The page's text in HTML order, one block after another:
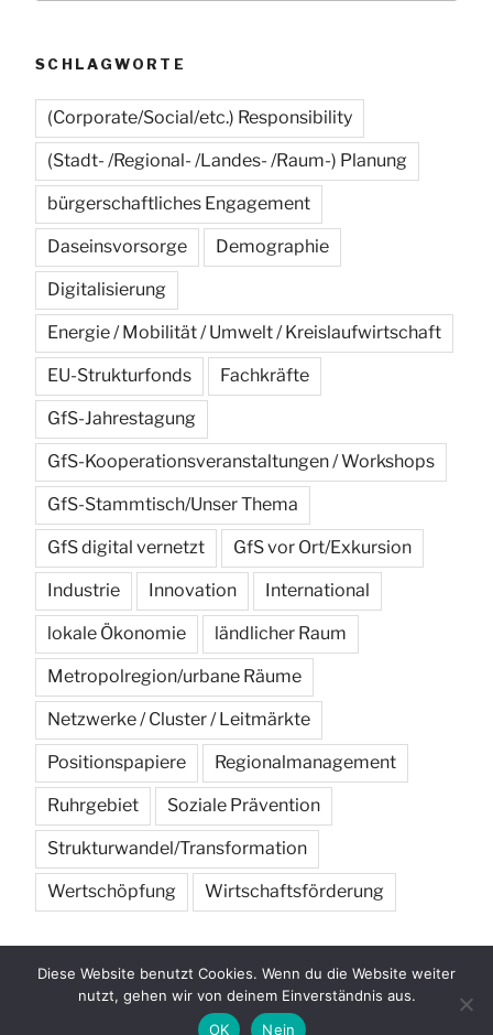
SCHLAGWORTE
(Corporate/Social/etc.) Responsibility
(Stadt- /Regional- /Landes- /Raum-) Planung
bürgerschaftliches Engagement
Daseinsvorsorge Demographie
Digitalisierung
Energie / Mobilität / Umwelt / Kreislaufwirtschaft
EU-Strukturfonds Fachkräfte
GfS-Jahrestagung
GfS-Kooperationsveranstaltungen / Workshops
GfS-Stammtisch/Unser Thema
GfS digital vernetzt GfS vor Ort/Exkursion
Industrie Innovation International
lokale Ökonomie ländlicher Raum
Metropolregion/urbane Räume
Netzwerke / Cluster / Leitmärkte
Positionspapiere Regionalmanagement
Ruhrgebiet Soziale Prävention
Strukturwandel/Transformation
Wertschöpfung Wirtschaftsförderung
Diese Website benutzt Cookies. Wenn du die Website weiter
nutzt, gehen wir von deinem Einverständnis aus.
OK
Nein